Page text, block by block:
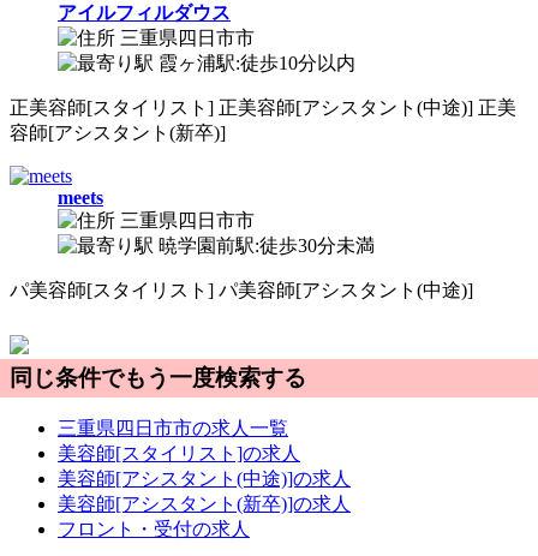
アイルフィルダウス
三重県四日市市
霞ヶ浦駅:徒歩10分以内
正美容師[スタイリスト] 正美容師[アシスタント(中途)] 正美
容師[アシスタント(新卒)]
meets
三重県四日市市
暁学園前駅:徒歩30分未満
パ美容師[スタイリスト] パ美容師[アシスタント(中途)]
同じ条件でもう一度検索する
三重県四日市市の求人一覧
美容師[スタイリスト]の求人
美容師[アシスタント(中途)]の求人
美容師[アシスタント(新卒)]の求人
フロント・受付の求人